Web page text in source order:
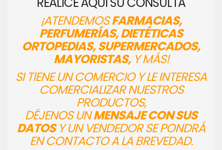
¡ATENDEMOSFARMACIAS,
PERFUMERÍAS, DIETÉTICAS
ORTOPEDIAS, SUPERMERCADOS,
MAYORISTAS,Y MÁS!
SI TIENE UN COMERCIO Y LE INTERESA
COMERCIALIZAR NUESTROS
PRODUCTOS,
DÉJENOS UNMENSAJE CON SUS
DATOSY UN VENDEDOR SE PONDRÁ
EN CONTACTO A LA BREVEDAD.